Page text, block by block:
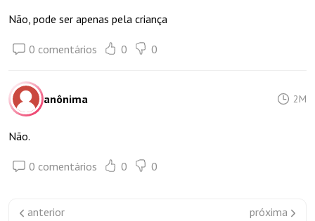
Não, pode ser apenas pela criança
0 comentários 0 0
anônima 2M
Não.
0 comentários 0 0
anterior
próxima